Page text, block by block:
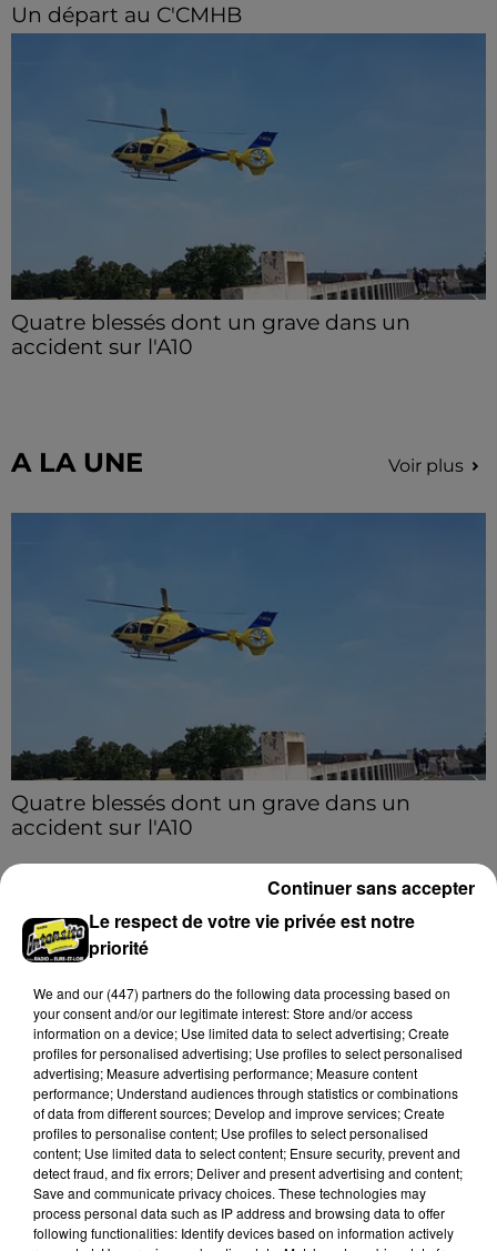
Un départ au C'CMHB
Le club chartrain a officialisé, vendredi 7 août, le
Quatre blessés dont un grave dans un
accident sur l'A10
A LA UNE Voir plus
Quatre blessés dont un grave dans un
accident sur l'A10
hauteur de Sainville en direction d'Orléans.
LE GRAND FORMAT
Le respect de votre vie privée est notre
priorité
We and our (447) partnersdo the following data processing based on
your consent and/or our legitimate interest: Store and/or access
information on a device; Use limited data to select advertising; Create
profiles for personalised advertising; Use profiles to select personalised
advertising; Measure advertising performance; Measure content
performance; Understand audiences through statistics or combinations
of data from different sources; Develop and improve services; Create
profiles to personalise content; Use profiles to select personalised
content; Use limited data to select content; Ensure security, prevent and
detect fraud, and fix errors; Deliver and present advertising and content;
Save and communicate privacy choices. These technologies may
process personal data such as IP address and browsing data to offer
following functionalities: Identify devices based on information actively
Continuer sans accepter